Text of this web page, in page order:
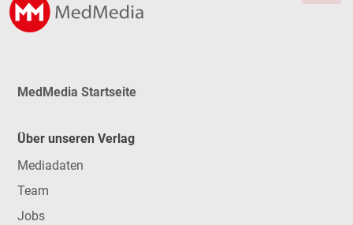
MedMedia Startseite
Über unseren Verlag
Mediadaten
Team
Jobs